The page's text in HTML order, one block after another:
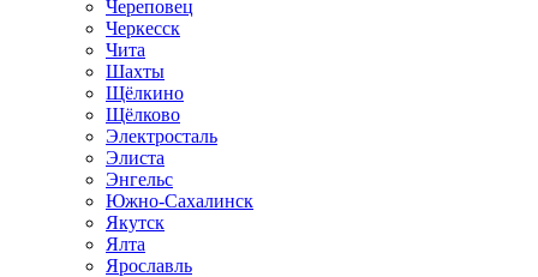
Череповец
Черкесск
Чита
Шахты
Щёлкино
Щёлково
Электросталь
Элиста
Энгельс
Южно-Сахалинск
Якутск
Ялта
Ярославль